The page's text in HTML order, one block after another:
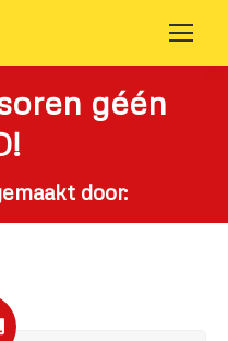
géén
door: